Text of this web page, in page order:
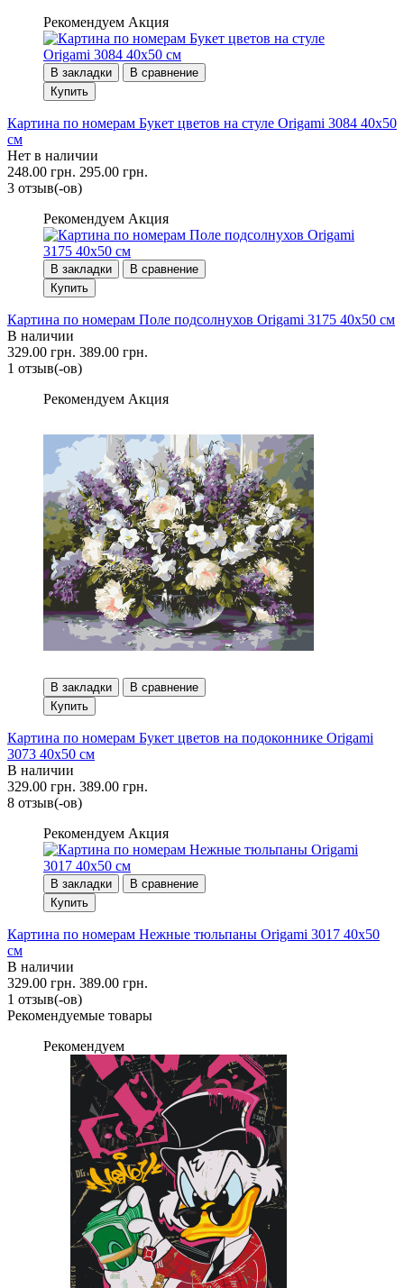
Рекомендуем Акция
В закладки
В сравнение
Купить
Картина по номерам Букет цветов на стуле Origami 3084 40x50
см
Нет в наличии
248.00 грн. 295.00 грн.
3 отзыв(-ов)
Рекомендуем Акция
В закладки
В сравнение
Купить
Картина по номерам Поле подсолнухов Origami 3175 40x50 см
В наличии
329.00 грн. 389.00 грн.
1 отзыв(-ов)
Рекомендуем Акция
В закладки
В сравнение
Купить
Картина по номерам Букет цветов на подоконнике Origami
3073 40x50 см
В наличии
329.00 грн. 389.00 грн.
8 отзыв(-ов)
Рекомендуем Акция
В закладки
В сравнение
Купить
Картина по номерам Нежные тюльпаны Origami 3017 40x50
см
В наличии
329.00 грн. 389.00 грн.
1 отзыв(-ов)
Рекомендуемые товары
Рекомендуем